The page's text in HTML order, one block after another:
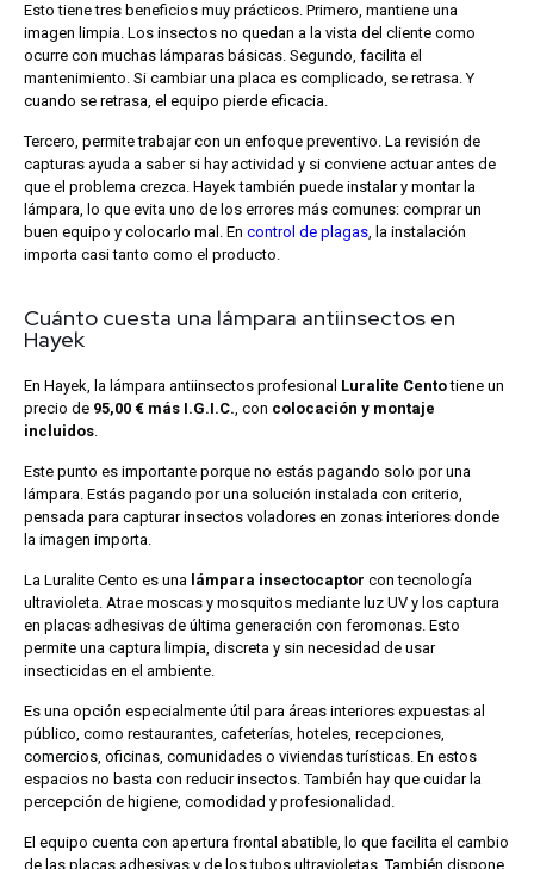
Esto tiene tres beneficios muy prácticos. Primero, mantiene una
imagen limpia. Los insectos no quedan a la vista del cliente como
ocurre con muchas lámparas básicas. Segundo, facilita el
mantenimiento. Si cambiar una placa es complicado, se retrasa. Y
cuando se retrasa, el equipo pierde eficacia.
Tercero, permite trabajar con un enfoque preventivo. La revisión de
capturas ayuda a saber si hay actividad y si conviene actuar antes de
que el problema crezca. Hayek también puede instalar y montar la
lámpara, lo que evita uno de los errores más comunes: comprar un
buen equipo y colocarlo mal. En control de plagas, la instalación
importa casi tanto como el producto.
Cuánto cuesta una lámpara antiinsectos en
Hayek
En Hayek, la lámpara antiinsectos profesional Luralite Centotiene un
precio de 95,00 € más I.G.I.C., con colocación y montaje
incluidos.
Este punto es importante porque no estás pagando solo por una
lámpara. Estás pagando por una solución instalada con criterio,
pensada para capturar insectos voladores en zonas interiores donde
la imagen importa.
La Luralite Cento es una lámpara insectocaptor con tecnología
ultravioleta. Atrae moscas y mosquitos mediante luz UV y los captura
en placas adhesivas de última generación con feromonas. Esto
permite una captura limpia, discreta y sin necesidad de usar
insecticidas en el ambiente.
Es una opción especialmente útil para áreas interiores expuestas al
público, como restaurantes, cafeterías, hoteles, recepciones,
comercios, oficinas, comunidades o viviendas turísticas. En estos
espacios no basta con reducir insectos. También hay que cuidar la
percepción de higiene, comodidad y profesionalidad.
El equipo cuenta con apertura frontal abatible, lo que facilita el cambio
de las placas adhesivas y de los tubos ultravioletas. También dispone